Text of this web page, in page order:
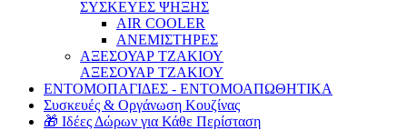
ΣΥΣΚΕΥΕΣ ΨΗΞΗΣ
AIR COOLER
ΑΝΕΜΙΣΤΗΡΕΣ
ΑΞΕΣΟΥΑΡ ΤΖΑΚΙΟΥ
ΑΞΕΣΟΥΑΡ ΤΖΑΚΙΟΥ
ΕΝΤΟΜΟΠΑΓΙΔΕΣ - ΕΝΤΟΜΟΑΠΩΘΗΤΙΚΑ
Συσκευές & Οργάνωση Κουζίνας
🎁 Ιδέες Δώρων για Κάθε Περίσταση